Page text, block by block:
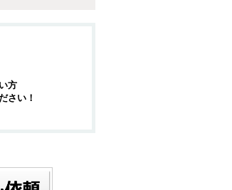
方
さい！